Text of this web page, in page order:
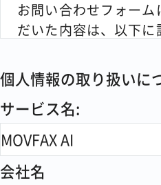
お問い合わせフォーム
だいた内容は、以下に
・当社サービスに関
営業行為
・当社サービスに対
への対応
・資料やキャンペーン
個人情報の取り扱いに
サービス名:
会社名